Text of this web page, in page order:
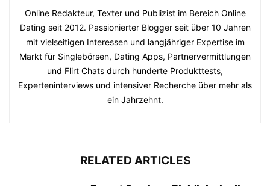
Online Redakteur, Texter und Publizist im Bereich Online
Dating seit 2012. Passionierter Blogger seit über 10 Jahren
mit vielseitigen Interessen und langjähriger Expertise im
Markt für Singlebörsen, Dating Apps, Partnervermittlungen
und Flirt Chats durch hunderte Produkttests,
Experteninterviews und intensiver Recherche über mehr als
ein Jahrzehnt.
RELATED ARTICLES